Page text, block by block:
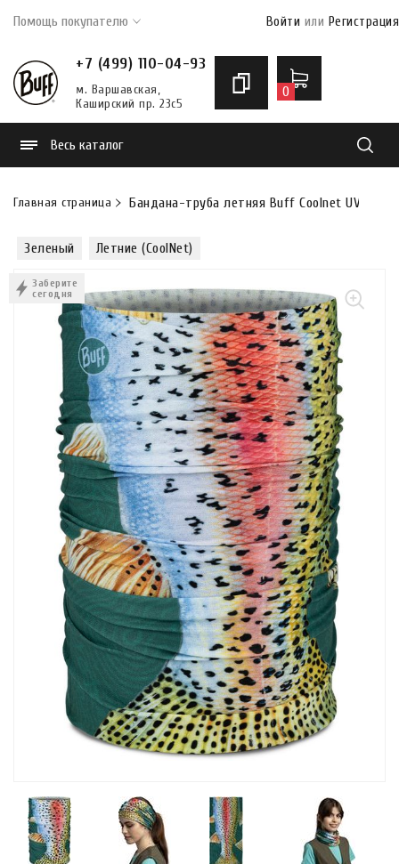
Помощь покупателю Войти или Регистрация
+7 (499) 110-04-93
м. Варшавская,
Каширский пр. 23с5
0
Весь каталог
Главная страница Бандана-труба летняя Buff Coolnet UV+
Зеленый Летние (CoolNet)
Заберите
сегодня